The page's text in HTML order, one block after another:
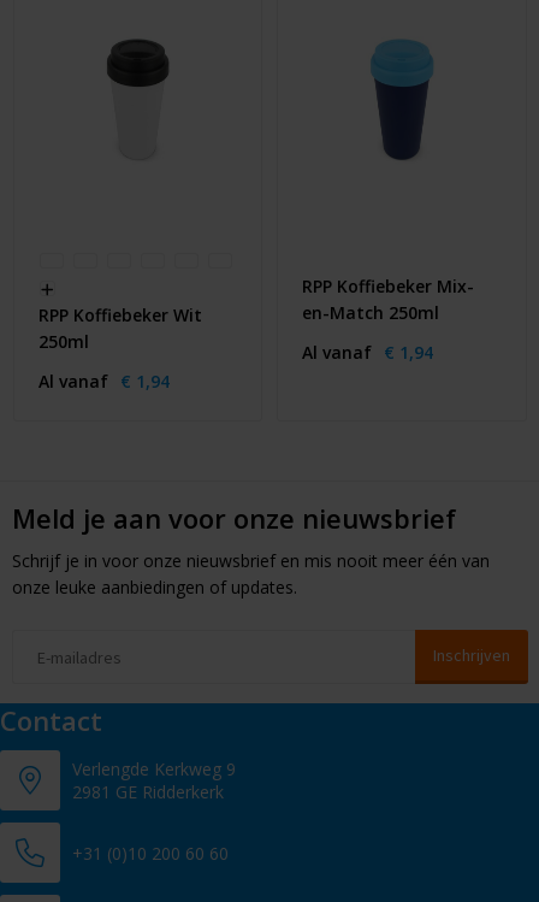
RPP Koffiebeker Wit
250ml
Al vanaf € 1,94
RPP Koffiebeker Mix-
en-Match 250ml
Al vanaf € 1,94
Meld je aan voor onze nieuwsbrief
Schrijf je in voor onze nieuwsbrief en mis nooit meer één van
onze leuke aanbiedingen of updates.
Contact
Verlengde Kerkweg 9
2981 GE Ridderkerk
+31 (0)10 200 60 60